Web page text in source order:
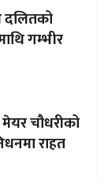
गम्भीर
मेयर चौधरीको
राहत